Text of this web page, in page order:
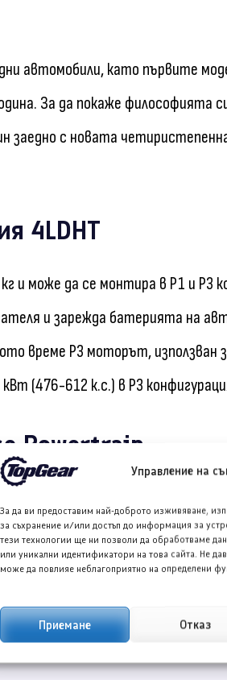
Управление на
За да ви предоставим най-доброто изживяване,
за съхранение и/или достъп до информация за
тези технологии ще ни позволи да обработваме
или уникални идентификатори на това сайта. Не
може да повлияе неблагоприятно на определени
Приемане Отказ
автомобили, като първите
За да покаже философията
с новата
4LDHT
и може да се монтира в P1 и P3
и зарежда батерията на
време P3 моторът, използван
(476-612 к.с.) в P3
Powertrain
директор на Хоурс
производители